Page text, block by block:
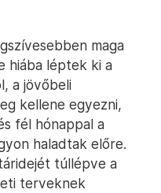
maga
hiába léptek ki a
a jövőbeli
kellene egyezni,
fél hónappal a
haladtak előre.
túllépve a
terveknek